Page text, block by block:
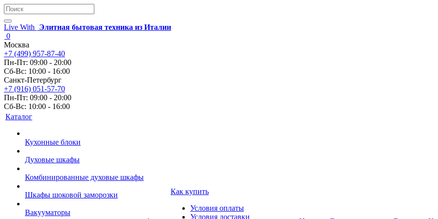
Live With
Элитная бытовая техника из Италии
0
Москва
+7 (499) 957-87-40
Пн-Пт: 09:00 - 20:00
Сб-Вс: 10:00 - 16:00
Санкт-Петербург
+7 (916) 051-57-70
Пн-Пт: 09:00 - 20:00
Сб-Вс: 10:00 - 16:00
Каталог
Кухонные блоки
Духовые шкафы
Комбинированные духовые шкафы
Шкафы шоковой заморозки
Вакууматоры
Как купить
Условия оплаты
Условия доставки